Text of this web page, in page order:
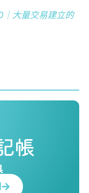
｜大量交易建立的